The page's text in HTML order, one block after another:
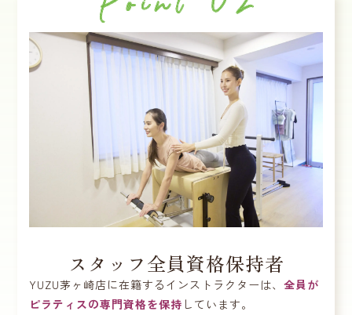
スタッフ全員資格保持者
YUZU茅ヶ崎店に在籍するインストラクターは、全員が
ピラティスの専門資格を保持 しています。